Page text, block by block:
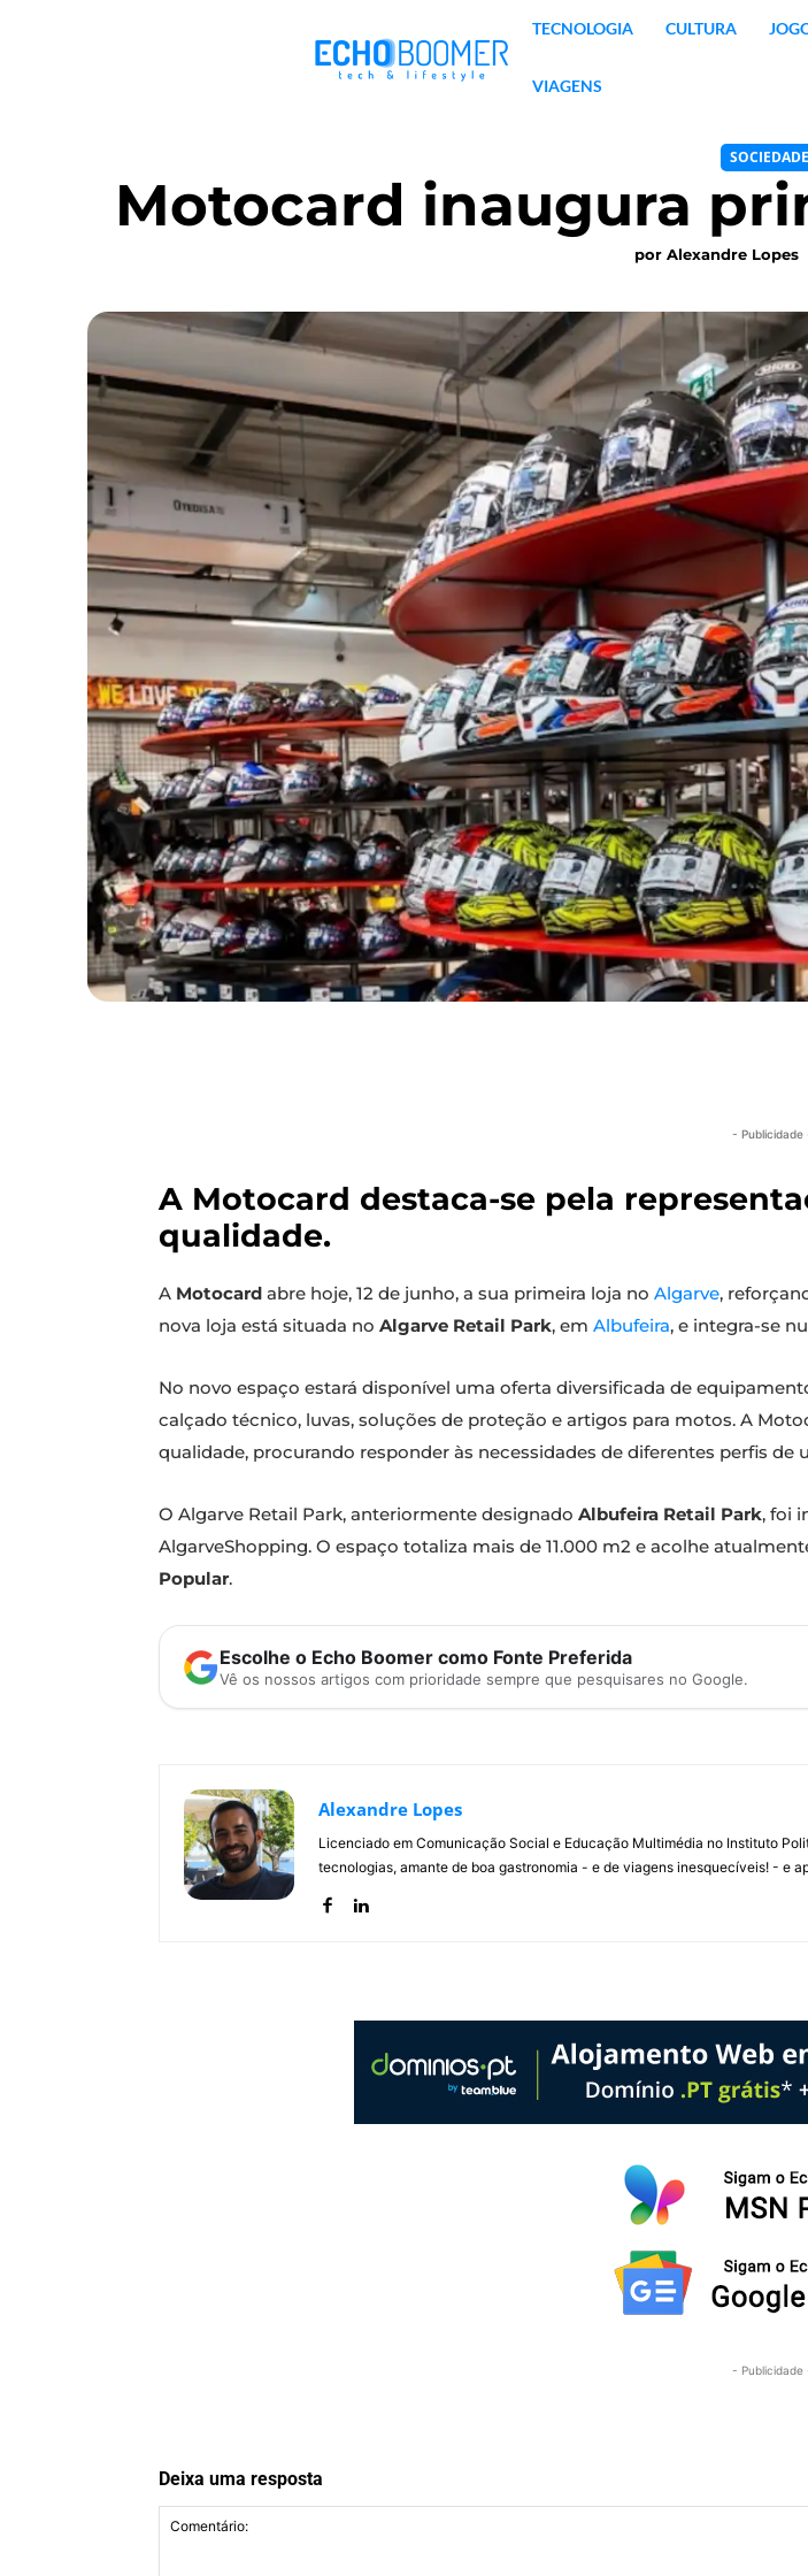
TECNOLOGIA CULTURA
VIAGENS
SOCIEDADE
Motocard inaugura
por Alexandre Lopes
- Publicidade
A Motocard destaca-se pela
qualidade.
A Motocard abre hoje, 12 de junho, a sua primeira loja no Algarve,
nova loja está situada no Algarve Retail Park, em Albufeira, e integra-se
No novo espaço estará disponível uma oferta diversificada de
calçado técnico, luvas, soluções de proteção e artigos para motos. A
qualidade, procurando responder às necessidades de diferentes perfis de
O Algarve Retail Park, anteriormente designado Albufeira Retail Park, foi
AlgarveShopping. O espaço totaliza mais de 11.000 m2 e acolhe
Popular.
Escolhe o Echo Boomer como Fonte Preferida
Vê os nossos artigos com prioridade sempre que pesquisares no Google.
Alexandre Lopes
Licenciado em Comunicação Social e Educação Multimédia no Instituto
tecnologias, amante de boa gastronomia - e de viagens inesquecíveis! - e
- Publicidade
Deixa uma resposta